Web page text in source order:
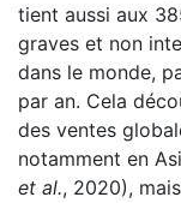
tient aussi aux
graves et non
dans le monde,
par an. Cela
des ventes
notamment en
et al., 2020),